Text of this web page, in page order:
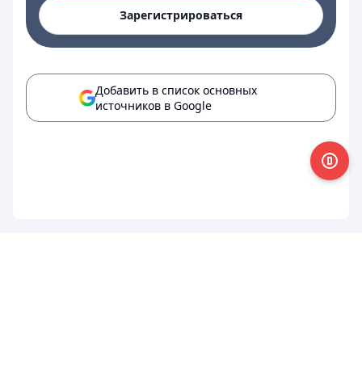
Зарегистрироваться
Добавить в список основных
источников в Google